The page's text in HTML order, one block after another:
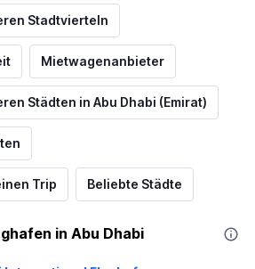
Stadtvierteln
Mietwagenanbieter
Städten in Abu Dhabi (Emirat)
Trip Beliebte Städte
in Abu Dhabi